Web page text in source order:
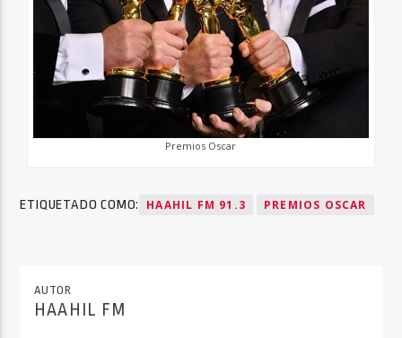
Premios Oscar
ETIQUETADO COMO: HAAHIL FM 91.3 PREMIOS OSCAR
AUTOR
HAAHIL FM